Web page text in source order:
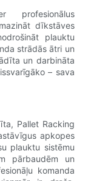
profesionālus
dīkstāves
plauktu
strādās ātri un
un darbināta
– sava
Pallet Racking
apkopes
plauktu sistēmu
pārbaudēm un
komanda